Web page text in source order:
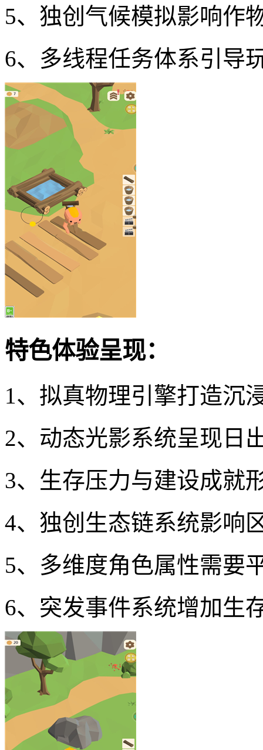
5、独创气候模拟影响作
6、多线程任务体系引导
特色体验呈现：
1、拟真物理引擎打造沉
2、动态光影系统呈现日
3、生存压力与建设成就
4、独创生态链系统影响
5、多维度角色属性需要
6、突发事件系统增加生